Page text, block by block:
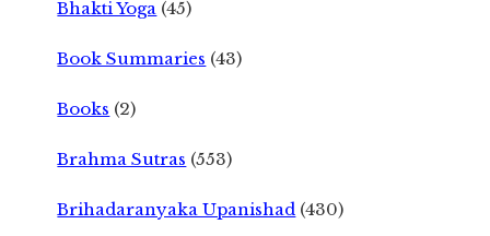
Bhakti Yoga (45)
Book Summaries (43)
Books (2)
Brahma Sutras (553)
Brihadaranyaka Upanishad (430)